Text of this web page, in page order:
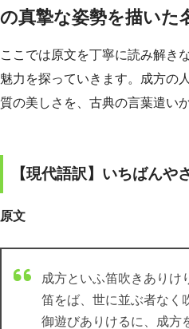
の真摯な姿勢を描いた
ここでは原文を丁寧に読み解き
魅力を探っていきます。成方の
質の美しさを、古典の言葉遣い
【現代語訳】いちばんや
原文
成方といふ笛吹きありけ
笛をば、世に並ぶ者なく
御遊びありけるに、成方